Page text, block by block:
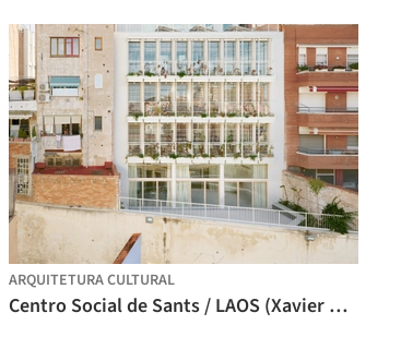
ARQUITETURA CULTURAL
Centro Social de Sants / LAOS (Xavier Botet + Albert Saboya)